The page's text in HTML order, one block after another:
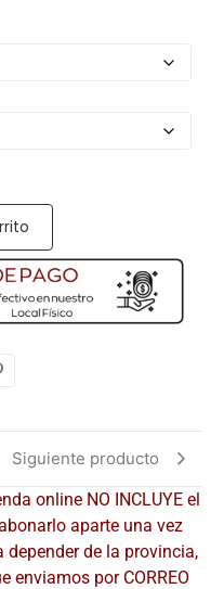
Siguiente producto
online NO INCLUYE el
aparte una vez
depender de la provincia,
enviamos por CORREO